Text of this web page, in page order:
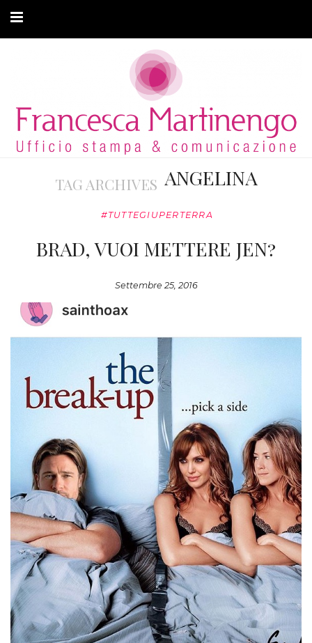
ARTICOLI
MODA ADATTIVA
CONTATTITAG ARCHIVES ANGELINA
#TUTTEGIUPERTERRA
BRAD, VUOI METTERE JEN?
Settembre 25, 2016